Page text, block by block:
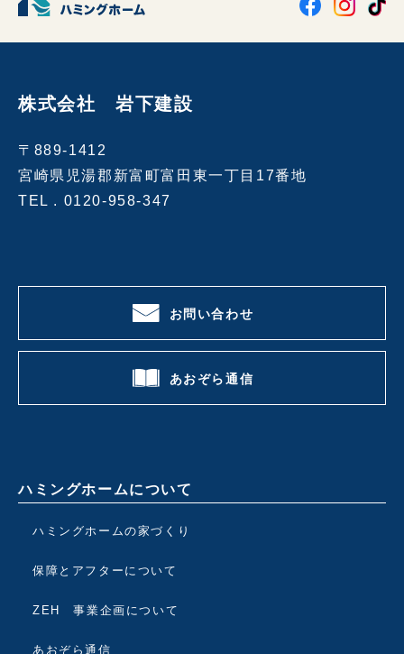
株式会社 岩下建設
〒889-1412
宮崎県児湯郡新富町富田東一丁目17番地
TEL . 0120-958-347
お問い合わせ
あおぞら通信
ハミングホームについて
ハミングホームの家づくり
保障とアフターについて
ZEH 事業企画について
あおぞら通信